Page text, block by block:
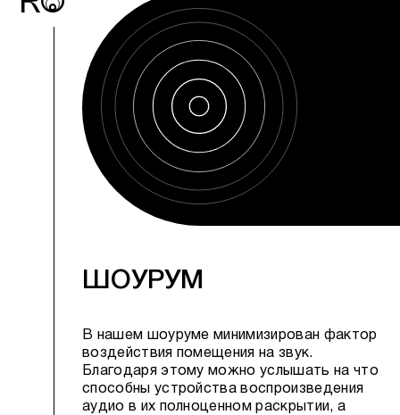
ШОУРУМ
В нашем шоуруме минимизирован фактор
воздействия помещения на звук.
Благодаря этому можно услышать на что
способны устройства воспроизведения
аудио в их полноценном раскрытии, а